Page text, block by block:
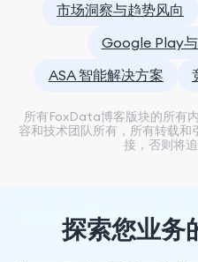
市场洞察与趋势风向
Google Play
ASA 智能解决方案
所有FoxData博客版块的所有
容和技术团队所有，所有转载
接，否则将
探索您业务